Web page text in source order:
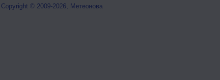
Copyright © 2009-2026, Метеонова